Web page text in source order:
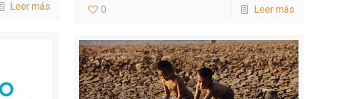
0 Leer más
Leer más